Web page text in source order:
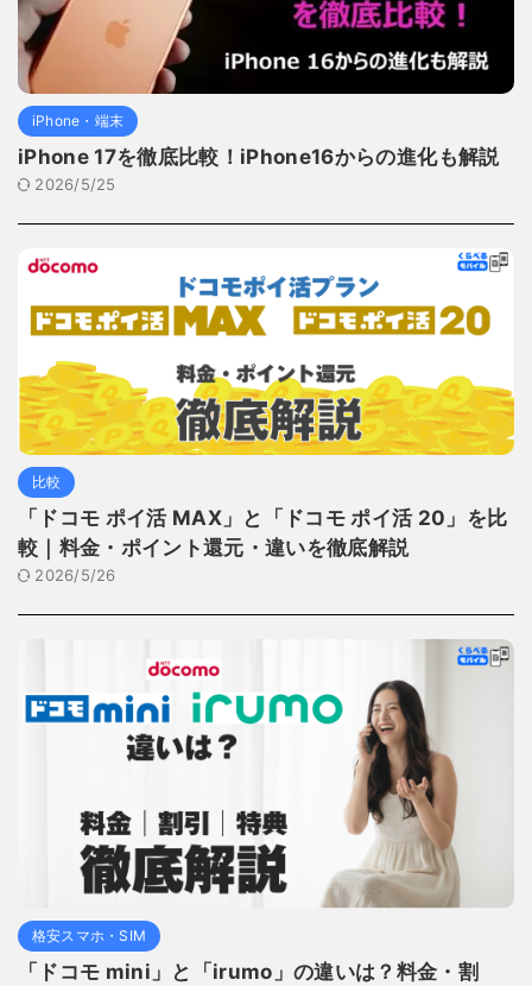
iPhone・端末
iPhone 17を徹底比較！iPhone16からの進化も解説
2026/5/25
比較
「ドコモ ポイ活 MAX」と「ドコモ ポイ活 20」を比
較｜料金・ポイント還元・違いを徹底解説
2026/5/26
格安スマホ・SIM
「ドコモ mini」と「irumo」の違いは？料金・割